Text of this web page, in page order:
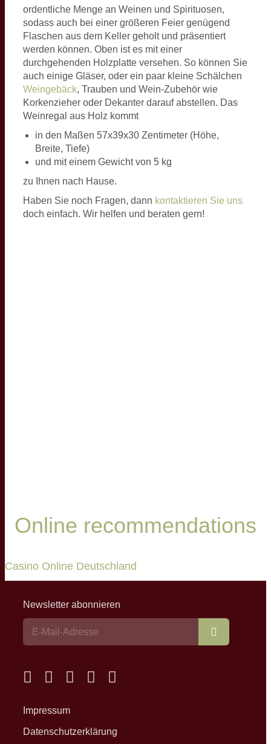
ordentliche Menge an Weinen und Spirituosen,
sodass auch bei einer größeren Feier genügend
Flaschen aus dem Keller geholt und präsentiert
werden können. Oben ist es mit einer
durchgehenden Holzplatte versehen. So können Sie
auch einige Gläser, oder ein paar kleine Schälchen
Weingebäck, Trauben und Wein-Zubehör wie
Korkenzieher oder Dekanter darauf abstellen. Das
Weinregal aus Holz kommt
in den Maßen 57x39x30 Zentimeter (Höhe,
Breite, Tiefe)
und mit einem Gewicht von 5 kg
zu Ihnen nach Hause.
Haben Sie noch Fragen, dann kontaktieren Sie uns
doch einfach. Wir helfen und beraten gern!
Online recommendations
Casino Online Deutschland
Newsletter abonnieren
Impressum
Datenschutzerklärung